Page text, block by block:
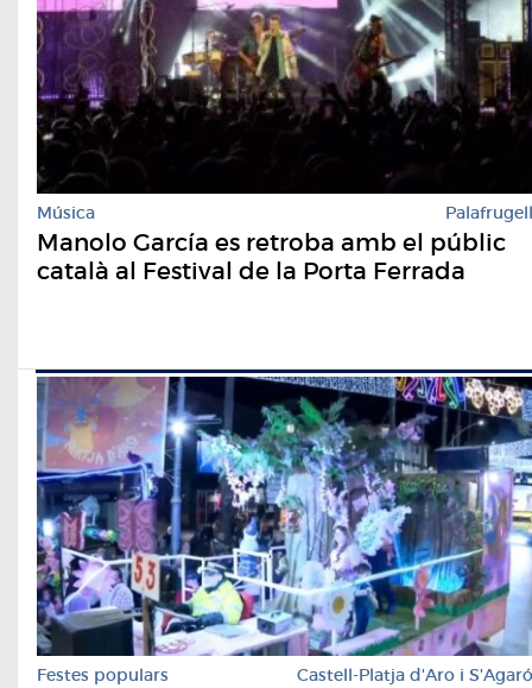
Música Palafrugell
Manolo García es retroba amb el públic
català al Festival de la Porta Ferrada
Festes populars Castell-Platja d'Aro i S'Agaró